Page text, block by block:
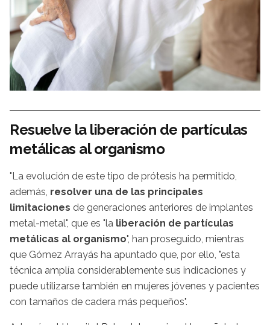
Resuelve la liberación de partículas
metálicas al organismo
"La evolución de este tipo de prótesis ha permitido,
además, resolver una de las principales
limitaciones de generaciones anteriores de implantes
metal-metal", que es "la liberación de partículas
metálicas al organismo", han proseguido, mientras
que Gómez Arrayás ha apuntado que, por ello, "esta
técnica amplía considerablemente sus indicaciones y
puede utilizarse también en mujeres jóvenes y pacientes
con tamaños de cadera más pequeños".